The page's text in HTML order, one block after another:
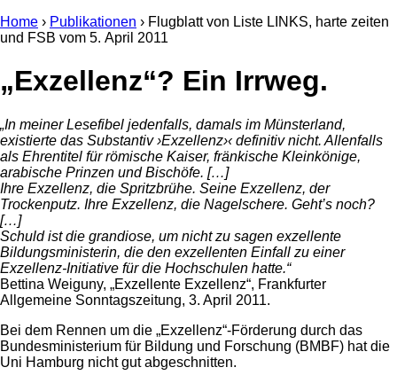
Home › Publikationen › Flugblatt von Liste LINKS, harte zeiten
und FSB vom 5. April 2011
„Exzellenz“? Ein Irrweg.
„In meiner Lesefibel jedenfalls, damals im Münsterland,
existierte das Substantiv ›Exzellenz›‹ definitiv nicht. Allenfalls
als Ehrentitel für römische Kaiser, fränkische Kleinkönige,
arabische Prinzen und Bischöfe. […]
Ihre Exzellenz, die Spritzbrühe. Seine Exzellenz, der
Trockenputz. Ihre Exzellenz, die Nagelschere. Geht’s noch?
[…]
Schuld ist die grandiose, um nicht zu sagen exzellente
Bildungsministerin, die den exzellenten Einfall zu einer
Exzellenz-Initiative für die Hochschulen hatte.“
Bettina Weiguny, „Exzellente Exzellenz“, Frankfurter
Allgemeine Sonntagszeitung, 3. April 2011.
Bei dem Rennen um die „Exzellenz“-Förderung durch das
Bundesministerium für Bildung und Forschung (BMBF) hat die
Uni Hamburg nicht gut abgeschnitten.